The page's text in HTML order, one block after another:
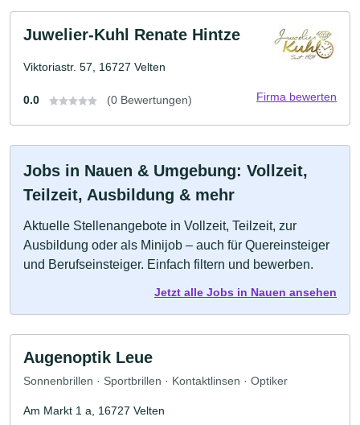
Juwelier-Kuhl Renate Hintze
Viktoriastr. 57, 16727 Velten
0.0 (0 Bewertungen) Firma bewerten
Jobs in Nauen & Umgebung: Vollzeit,
Teilzeit, Ausbildung & mehr
Aktuelle Stellenangebote in Vollzeit, Teilzeit, zur
Ausbildung oder als Minijob – auch für Quereinsteiger
und Berufseinsteiger. Einfach filtern und bewerben.
Jetzt alle Jobs in Nauen ansehen
Augenoptik Leue
Sonnenbrillen · Sportbrillen · Kontaktlinsen · Optiker
Am Markt 1 a, 16727 Velten